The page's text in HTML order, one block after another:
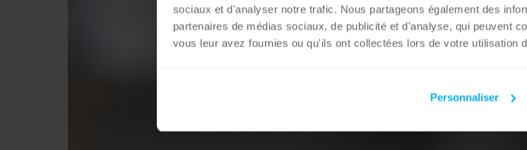
sociaux et d'analyser notre trafic. Nous partageons également des
partenaires de médias sociaux, de publicité et d'analyse, qui peuvent
vous leur avez fournies ou qu'ils ont collectées lors de votre utilisation
Personnaliser